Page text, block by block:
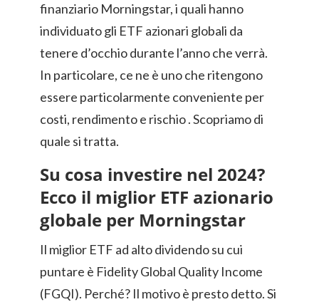
finanziario Morningstar, i quali hanno
individuato gli ETF azionari globali da
tenere d’occhio durante l’anno che verrà.
In particolare, ce ne è uno che ritengono
essere particolarmente conveniente per
costi, rendimento e rischio . Scopriamo di
quale si tratta.
Su cosa investire nel 2024?
Ecco il miglior ETF azionario
globale per Morningstar
Il miglior ETF ad alto dividendo su cui
puntare è Fidelity Global Quality Income
(FGQI). Perché? Il motivo è presto detto. Si